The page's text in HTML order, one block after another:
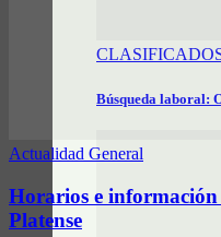
Búsqueda laboral:
Actualidad General
Horarios e
Platense